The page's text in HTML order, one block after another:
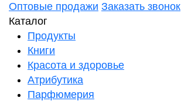
Оптовые продажи Заказать звонок
Каталог
Продукты
Книги
Красота и здоровье
Атрибутика
Парфюмерия